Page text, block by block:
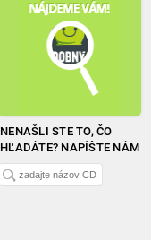
NENAŠLI STE TO, ČO
HĽADÁTE? NAPÍŠTE NÁM